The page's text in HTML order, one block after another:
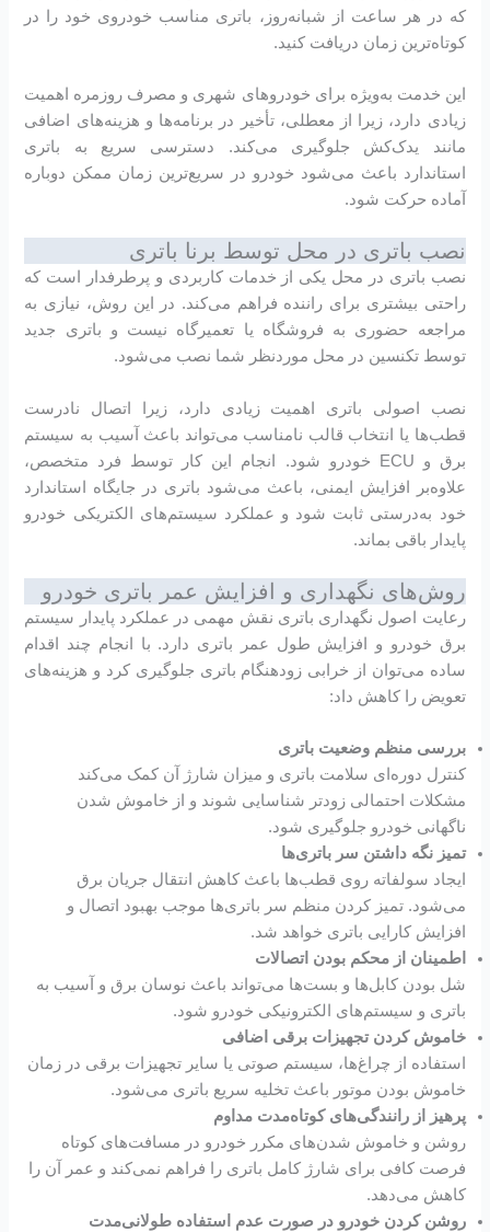
که در هر ساعت از شبانه‌روز، باتری مناسب خودروی خود را در
کوتاه‌ترین زمان دریافت کنید.
این خدمت به‌ویژه برای خودروهای شهری و مصرف روزمره اهمیت
زیادی دارد، زیرا از معطلی، تأخیر در برنامه‌ها و هزینه‌های اضافی
مانند یدک‌کش جلوگیری می‌کند. دسترسی سریع به باتری
استاندارد باعث می‌شود خودرو در سریع‌ترین زمان ممکن دوباره
آماده حرکت شود.
نصب باتری در محل توسط برنا باتری
نصب باتری در محل یکی از خدمات کاربردی و پرطرفدار است که
راحتی بیشتری برای راننده فراهم می‌کند. در این روش، نیازی به
مراجعه حضوری به فروشگاه یا تعمیرگاه نیست و باتری جدید
توسط تکنسین در محل موردنظر شما نصب می‌شود.
نصب اصولی باتری اهمیت زیادی دارد، زیرا اتصال نادرست
قطب‌ها یا انتخاب قالب نامناسب می‌تواند باعث آسیب به سیستم
برق و ECU خودرو شود. انجام این کار توسط فرد متخصص،
علاوه‌بر افزایش ایمنی، باعث می‌شود باتری در جایگاه استاندارد
خود به‌درستی ثابت شود و عملکرد سیستم‌های الکتریکی خودرو
پایدار باقی بماند.
روش‌های نگهداری و افزایش عمر باتری خودرو
رعایت اصول نگهداری باتری نقش مهمی در عملکرد پایدار سیستم
برق خودرو و افزایش طول عمر باتری دارد. با انجام چند اقدام
ساده می‌توان از خرابی زودهنگام باتری جلوگیری کرد و هزینه‌های
تعویض را کاهش داد:
بررسی منظم وضعیت باتری
کنترل دوره‌ای سلامت باتری و میزان شارژ آن کمک می‌کند
مشکلات احتمالی زودتر شناسایی شوند و از خاموش شدن
ناگهانی خودرو جلوگیری شود.
تمیز نگه داشتن سر باتری‌ها
ایجاد سولفاته روی قطب‌ها باعث کاهش انتقال جریان برق
می‌شود. تمیز کردن منظم سر باتری‌ها موجب بهبود اتصال و
افزایش کارایی باتری خواهد شد.
اطمینان از محکم بودن اتصالات
شل بودن کابل‌ها و بست‌ها می‌تواند باعث نوسان برق و آسیب به
باتری و سیستم‌های الکترونیکی خودرو شود.
خاموش کردن تجهیزات برقی اضافی
استفاده از چراغ‌ها، سیستم صوتی یا سایر تجهیزات برقی در زمان
خاموش بودن موتور باعث تخلیه سریع باتری می‌شود.
پرهیز از رانندگی‌های کوتاه‌مدت مداوم
روشن و خاموش شدن‌های مکرر خودرو در مسافت‌های کوتاه
فرصت کافی برای شارژ کامل باتری را فراهم نمی‌کند و عمر آن را
کاهش می‌دهد.
روشن کردن خودرو در صورت عدم استفاده طولانی‌مدت